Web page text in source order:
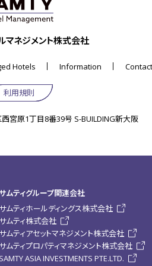
マネジメント株式会社
Hotels Information
利用規則
宮原1丁目8番39号 S-BUILDING新大阪
サムティグループ関連会社
サムティホールディングス株式会社
サムティ株式会社
サムティアセットマネジメント株式会社
サムティプロパティマネジメント株式会社
SAMTY ASIA INVESTMENTS PTE.LTD.